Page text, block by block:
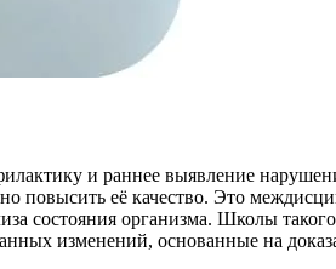
и раннее выявление
повысить её качество. Это
состояния организма. Школы
изменений, основанные на